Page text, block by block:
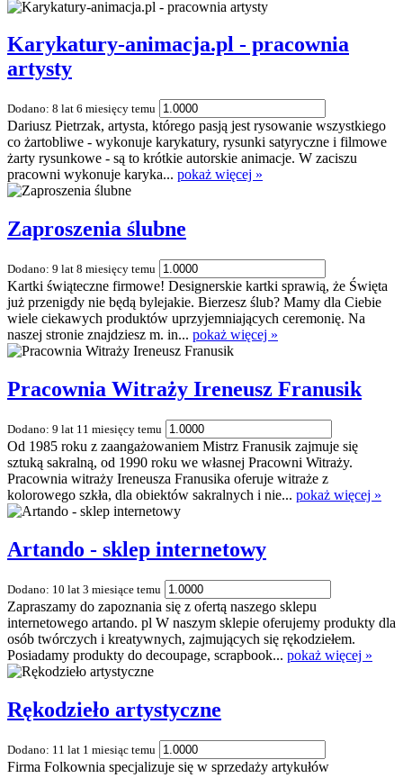
Karykatury-animacja.pl - pracownia
artysty
Dodano: 8 lat 6 miesięcy temu
Dariusz Pietrzak, artysta, którego pasją jest rysowanie wszystkiego
co żartobliwe - wykonuje karykatury, rysunki satyryczne i filmowe
żarty rysunkowe - są to krótkie autorskie animacje. W zaciszu
pracowni wykonuje karyka... pokaż więcej »
Zaproszenia ślubne
Dodano: 9 lat 8 miesięcy temu
Kartki świąteczne firmowe! Designerskie kartki sprawią, że Święta
już przenigdy nie będą bylejakie. Bierzesz ślub? Mamy dla Ciebie
wiele ciekawych produktów uprzyjemniających ceremonię. Na
naszej stronie znajdziesz m. in... pokaż więcej »
Pracownia Witraży Ireneusz Franusik
Dodano: 9 lat 11 miesięcy temu
Od 1985 roku z zaangażowaniem Mistrz Franusik zajmuje się
sztuką sakralną, od 1990 roku we własnej Pracowni Witraży.
Pracownia witraży Ireneusza Franusika oferuje witraże z
kolorowego szkła, dla obiektów sakralnych i nie... pokaż więcej »
Artando - sklep internetowy
Dodano: 10 lat 3 miesiące temu
Zapraszamy do zapoznania się z ofertą naszego sklepu
internetowego artando. pl W naszym sklepie oferujemy produkty dla
osób twórczych i kreatywnych, zajmujących się rękodziełem.
Posiadamy produkty do decoupage, scrapbook... pokaż więcej »
Rękodzieło artystyczne
Dodano: 11 lat 1 miesiąc temu
Firma Folkownia specjalizuje się w sprzedaży artykułów